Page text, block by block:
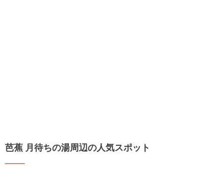
芭蕉 月待ちの湯周辺の人気スポット